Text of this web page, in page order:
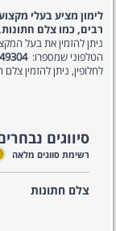
לימון מציע בעלי
רבים, כמו צלם
ניתן להזמין את בעל
הטלפוני שמספרו:
לחלופין, ניתן להזמין
סיווגים
רשימת סווגים מלאה
צלם חתונות